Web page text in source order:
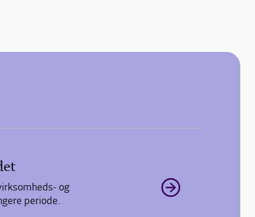
og
periode.